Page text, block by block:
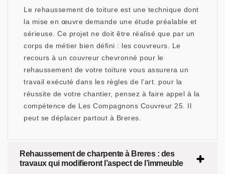
Le rehaussement de toiture est une technique dont
la mise en œuvre demande une étude préalable et
sérieuse. Ce projet ne doit être réalisé que par un
corps de métier bien défini : les couvreurs. Le
recours à un couvreur chevronné pour le
rehaussement de votre toiture vous assurera un
travail exécuté dans les règles de l’art. pour la
réussite de votre chantier, pensez à faire appel à la
compétence de Les Compagnons Couvreur 25. Il
peut se déplacer partout à Breres.
Rehaussement de charpente à Breres : des
travaux qui modifieront l’aspect de l’immeuble